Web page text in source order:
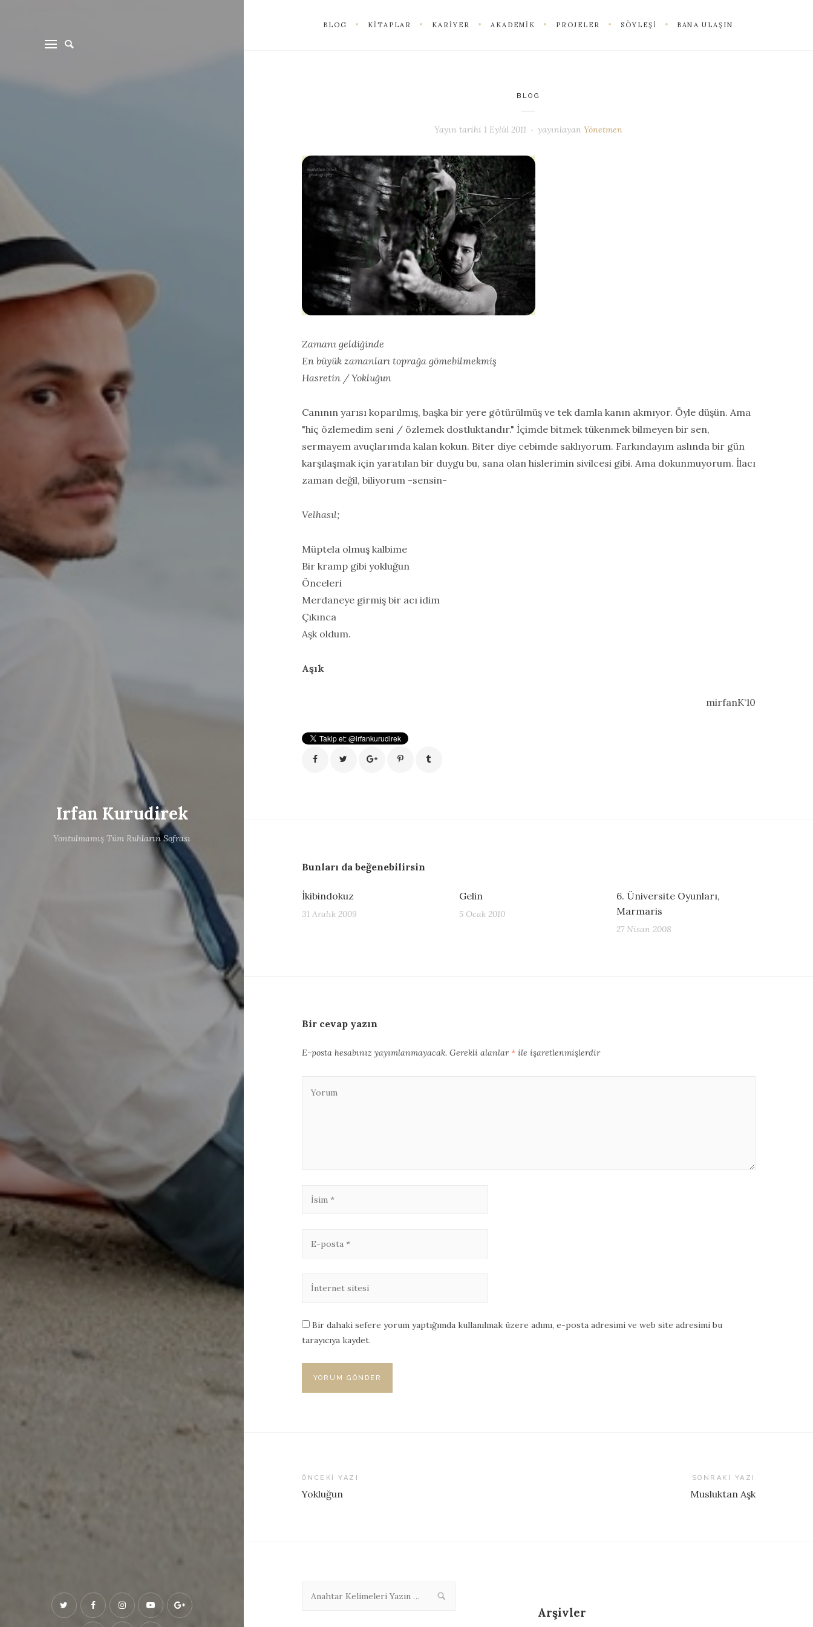
Irfan Kurudirek
Yontulmamış Tüm Ruhların Sofrası
BLOG KITAPLAR KARIYER AKADEMIK PROJELER SÖYLEŞI BANA ULAŞIN
BLOG
Yayın tarihi 1 Eylül 2011 yayınlayanYönetmen
Zamanı geldiğinde
En büyük zamanları toprağa gömebilmekmiş
Hasretin / Yokluğun
Canının yarısı koparılmış, başka bir yere götürülmüş ve tek damla kanın akmıyor. Öyle düşün. Ama
"hiç özlemedim seni / özlemek dostluktandır." İçimde bitmek tükenmek bilmeyen bir sen,
sermayem avuçlarımda kalan kokun. Biter diye cebimde saklıyorum. Farkındayım aslında bir gün
karşılaşmak için yaratılan bir duygu bu, sana olan hislerimin sivilcesi gibi. Ama dokunmuyorum. İlacı
zaman değil, biliyorum -sensin-
Velhasıl;
Müptela olmuş kalbime
Bir kramp gibi yokluğun
Önceleri
Merdaneye girmiş bir acı idim
Çıkınca
Aşk oldum.
Aşık
mirfanK’10
Bunları da beğenebilirsin
İkibindokuz
31 Aralık 2009
Gelin
5 Ocak 2010
6. Üniversite Oyunları,
Marmaris
27 Nisan 2008
Bir cevap yazın
E-posta hesabınız yayımlanmayacak. Gerekli alanlar*ile işaretlenmişlerdir
Bir dahaki sefere yorum yaptığımda kullanılmak üzere adımı, e-posta adresimi ve web site adresimi bu
tarayıcıya kaydet.
ÖNCEKI YAZI
Yokluğun
SONRAKI YAZI
Musluktan Aşk
Arşivler